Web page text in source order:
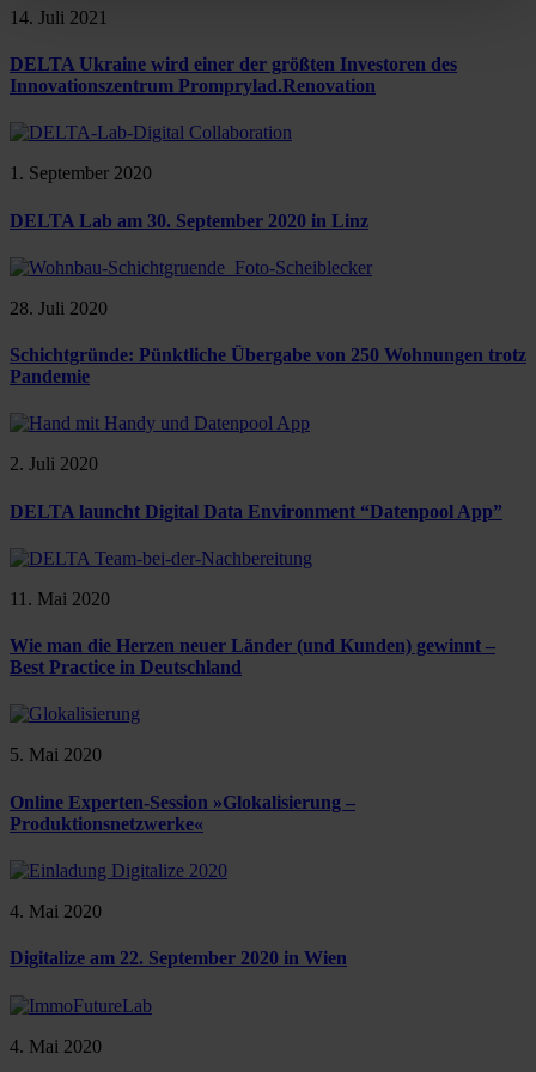
14. Juli 2021
DELTA Ukraine wird einer der größten Investoren des
Innovationszentrum Promprylad.Renovation
1. September 2020
DELTA Lab am 30. September 2020 in Linz
28. Juli 2020
Schichtgründe: Pünktliche Übergabe von 250 Wohnungen trotz
Pandemie
2. Juli 2020
DELTA launcht Digital Data Environment “Datenpool App”
11. Mai 2020
Wie man die Herzen neuer Länder (und Kunden) gewinnt –
Best Practice in Deutschland
5. Mai 2020
Online Experten-Session »Glokalisierung –
Produktionsnetzwerke«
4. Mai 2020
Digitalize am 22. September 2020 in Wien
4. Mai 2020